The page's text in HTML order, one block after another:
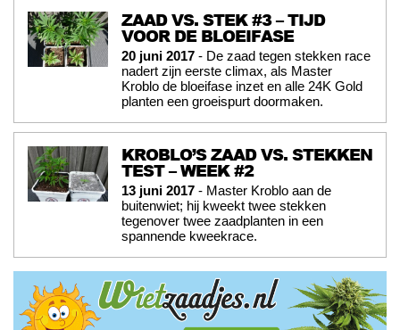
ZAAD VS. STEK #3 – TIJD
VOOR DE BLOEIFASE
20 juni 2017 - De zaad tegen stekken race
nadert zijn eerste climax, als Master
Kroblo de bloeifase inzet en alle 24K Gold
planten een groeispurt doormaken.
KROBLO’S ZAAD VS. STEKKEN
TEST – WEEK #2
13 juni 2017 - Master Kroblo aan de
buitenwiet; hij kweekt twee stekken
tegenover twee zaadplanten in een
spannende kweekrace.